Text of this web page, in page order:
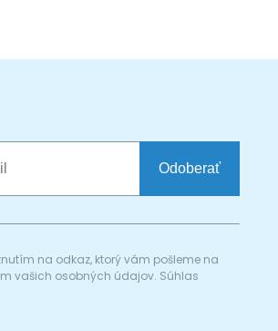
Odoberať
na odkaz, ktorý vám pošleme na
vašich osobných údajov. Súhlas